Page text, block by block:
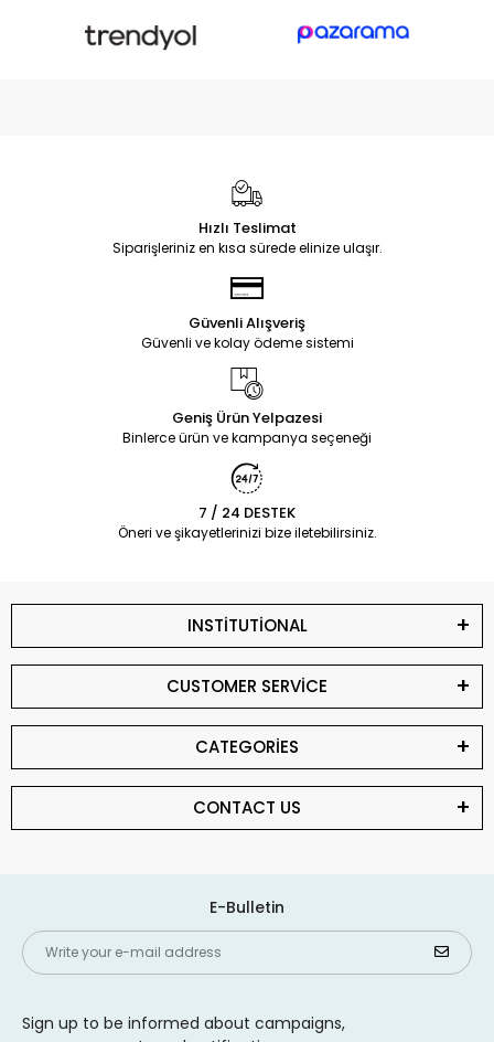
Hızlı Teslimat
Siparişleriniz en kısa sürede elinize ulaşır.
Güvenli Alışveriş
Güvenli ve kolay ödeme sistemi
Geniş Ürün Yelpazesi
Binlerce ürün ve kampanya seçeneği
7 / 24 DESTEK
Öneri ve şikayetlerinizi bize iletebilirsiniz.
INSTİTUTİONAL
CUSTOMER SERVİCE
CATEGORİES
CONTACT US
E-Bulletin
Sign up to be informed about campaigns,